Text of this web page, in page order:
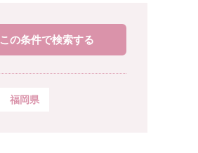
この条件で検索する
福岡県